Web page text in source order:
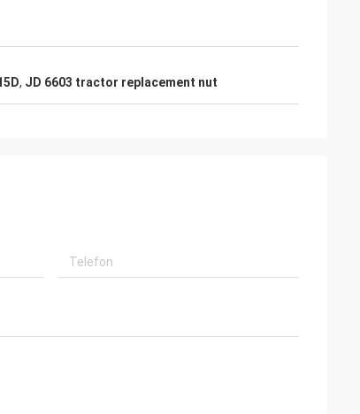
, JD 6603 tractor replacement nut